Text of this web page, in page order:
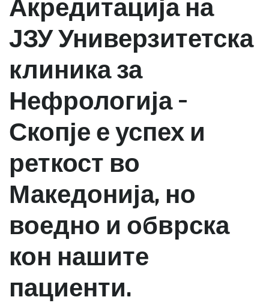
Акредитација на
ЈЗУ Универзитетска
клиника за
Нефрологија –
Скопје е успех и
реткост во
Македонија, но
воедно и обврска
кон нашите
пациенти.